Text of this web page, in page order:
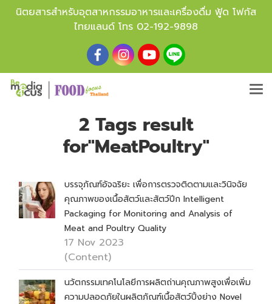
นิตยสารสำหรับอุตสาหกรรมอาหารและเครื่องดื่ม ฟู้ด โฟกัส
ไทยแลนด์ โทร 02-192-9898
2 Tags result
for"MeatPoultry"
บรรจุภัณฑ์อัจฉริยะ เพื่อการตรวจติดตามและวินิจฉัย
คุณภาพของเนื้อสัตว์และสัตว์ปีก Intelligent
Packaging for Monitoring and Analysis of
Meat and Poultry Quality
17 Nov 2023
(Content)
นวัตกรรมเทคโนโลยีการผลิตถ่านคุณภาพสูงเพื่อเพิ่ม
ความปลอดภัยในผลิตภัณฑ์เนื้อสัตว์ปิ้งย่าง Novel